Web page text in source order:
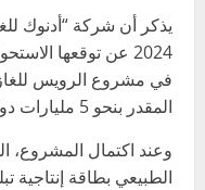
يذكر أن شركة “أدنوك
في مشروع الرويس
المقدر بنحو 5 مليارات دولار، وذلك في عام 2028.
وعند اكتمال المشروع،